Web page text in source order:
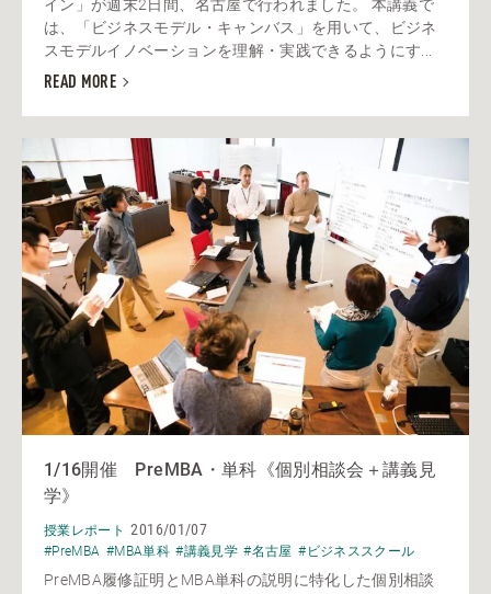
イン」が週末2日間、名古屋で行われました。 本講義で
は、「ビジネスモデル・キャンバス」を用いて、ビジネ
スモデルイノベーションを理解・実践できるようにす...
READ MORE
1/16開催 PreMBA・単科《個別相談会＋講義見
学》
授業レポート 2016/01/07
#PreMBA #MBA単科 #講義見学 #名古屋 #ビジネススクール
PreMBA履修証明とMBA単科の説明に特化した個別相談